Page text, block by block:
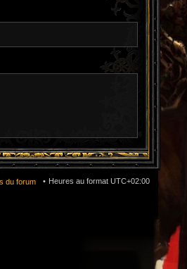
Heures au format UTC+02:00
du forum